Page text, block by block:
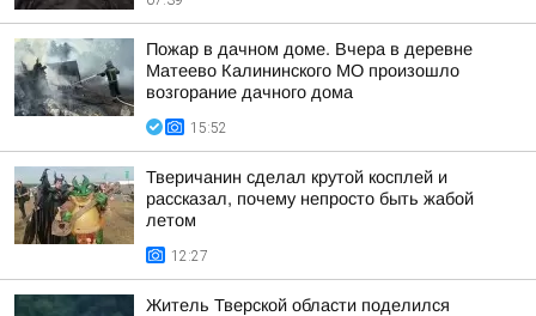
Пожар в дачном доме. Вчера в деревне
Матеево Калининского МО произошло
возгорание дачного дома
15:52
Тверичанин сделал крутой косплей и
рассказал, почему непросто быть жабой
летом
12:27
Житель Тверской области поделился